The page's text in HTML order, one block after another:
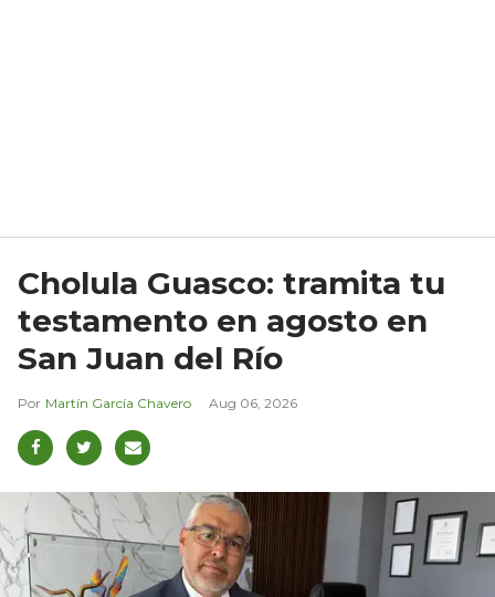
Cholula Guasco: tramita tu
testamento en agosto en
San Juan del Río
Martín García Chavero Aug 06, 2026